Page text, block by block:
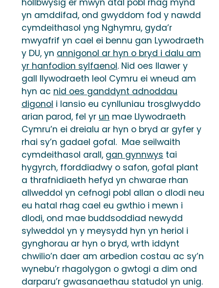
yn amddifad, ond gwyddom fod y nawdd
cymdeithasol yng Nghymru, gyda’r
mwyafrif yn cael ei bennu gan Lywodraeth
y DU, yn annigonol ar hyn o bryd i dalu am
yr hanfodion sylfaenol. Nid oes llawer y
gall llywodraeth leol Cymru ei wneud am
hyn ac nid oes ganddynt adnoddau
digonol i lansio eu cynlluniau trosglwyddo
arian parod, fel yr un mae Llywodraeth
Cymru’n ei dreialu ar hyn o bryd ar gyfer y
rhai sy’n gadael gofal. Mae seilwaith
cymdeithasol arall, gan gynnwys tai
hygyrch, fforddiadwy o safon, gofal plant
a thrafnidiaeth hefyd yn chwarae rhan
allweddol yn cefnogi pobl allan o dlodi neu
eu hatal rhag cael eu gwthio i mewn i
dlodi, ond mae buddsoddiad newydd
sylweddol yn y meysydd hyn yn heriol i
gynghorau ar hyn o bryd, wrth iddynt
chwilio’n daer am arbedion costau ac sy’n
wynebu’r rhagolygon o gwtogi a dim ond
darparu’r gwasanaethau statudol yn unig.